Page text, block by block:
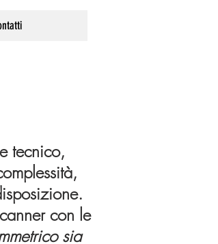
tecnico,
con le
sia